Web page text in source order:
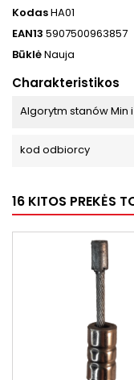
KodasHA01
EAN13 5907500963857
BūklėNauja
Charakteristikos
Algorytm stanów Min
kod odbiorcy
16 KITOS PREKĖS